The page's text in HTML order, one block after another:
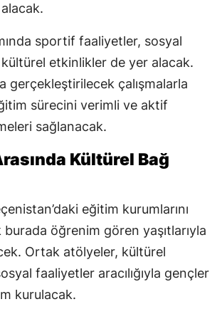
sportif faaliyetler, sosyal
etkinlikler de yer alacak.
gerçekleştirilecek çalışmalarla
sürecini verimli ve aktif
sağlanacak.
Kültürel Bağ
eğitim kurumlarını
öğrenim gören yaşıtlarıyla
Ortak atölyeler, kültürel
faaliyetler aracılığıyla gençler
kurulacak.